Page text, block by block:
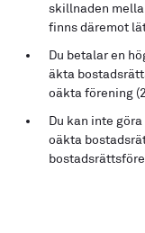
skillnaden
finns däremot
Du betalar en
äkta
oäkta förening
Du kan inte
oäkta